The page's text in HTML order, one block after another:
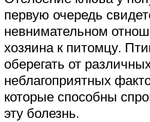
первую очередь
невнимательном
хозяина к питомцу.
оберегать от
неблагоприятных
которые способны
эту болезнь.